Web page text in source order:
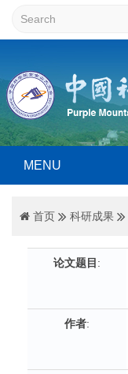
MENU
首页 科研成果
论文题目 :
作者: